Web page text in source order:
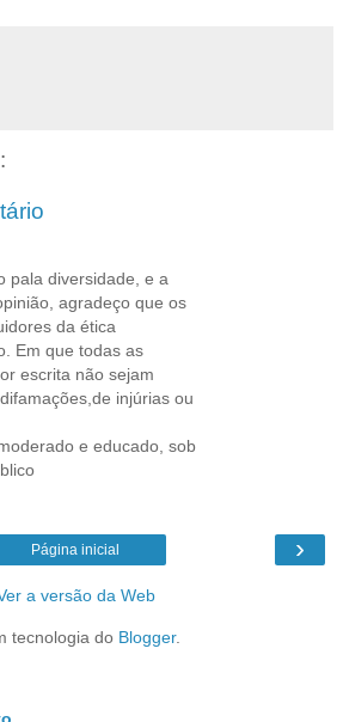
pala diversidade, e a
agradeço que os
da ética
Em que todas as
escrita não sejam
injúrias ou
e educado, sob
›
Página inicial
a versão da Web
tecnologia do Blogger.